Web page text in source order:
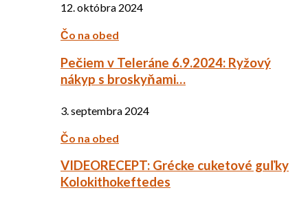
12. októbra 2024
Čo na obed
Pečiem v Teleráne 6.9.2024: Ryžový
nákyp s broskyňami…
3. septembra 2024
Čo na obed
VIDEORECEPT: Grécke cuketové guľky
Kolokithokeftedes